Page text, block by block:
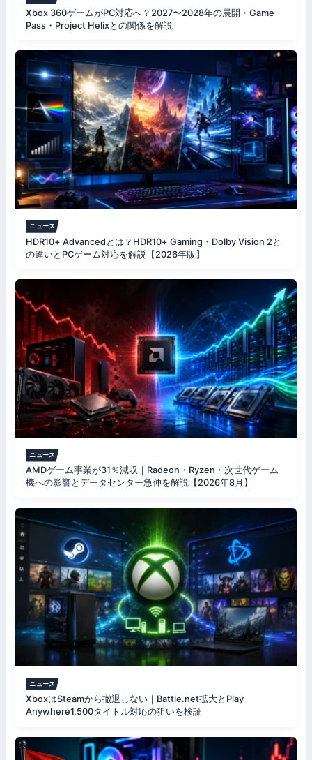
Xbox 360ゲームがPC対応へ？2027〜2028年の展開・Game
Pass・Project Helixとの関係を解説
ニュース
HDR10+ Advancedとは？HDR10+ Gaming・Dolby Vision 2と
の違いとPCゲーム対応を解説【2026年版】
ニュース
AMDゲーム事業が31％減収｜Radeon・Ryzen・次世代ゲーム
機への影響とデータセンター急伸を解説【2026年8月】
ニュース
XboxはSteamから撤退しない｜Battle.net拡大とPlay
Anywhere1,500タイトル対応の狙いを検証